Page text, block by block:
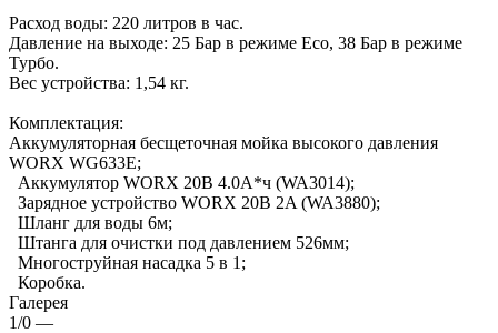
Расход воды: 220 литров в час.
Давление на выходе: 25 Бар в режиме Eco, 38 Бар в режиме
Турбо.
Вес устройства: 1,54 кг.
Комплектация:
Аккумуляторная бесщеточная мойка высокого давления
WORX WG633E;
Аккумулятор WORX 20В 4.0А*ч (WA3014);
Зарядное устройство WORX 20В 2A (WA3880);
Шланг для воды 6м;
Штанга для очистки под давлением 526мм;
Многоструйная насадка 5 в 1;
Коробка.
Галерея
1/0 —